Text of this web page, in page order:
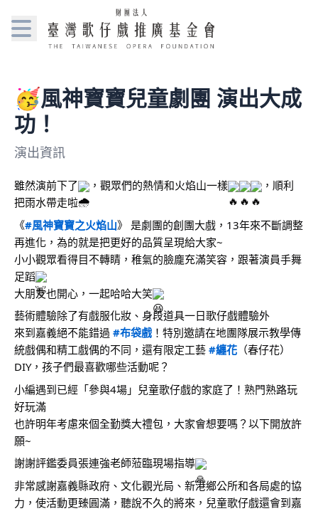
🥳風神寶寶兒童劇團 演出大成
功！
演出資訊
雖然演前下了 ，觀眾們的熱情和火焰山一樣
，順利
把雨水帶走啦~
《#風神寶寶之火焰山》 是劇團的創團大戲，13年來不斷調整
再進化，為的就是把更好的品質呈現給大家~
小小觀眾看得目不轉睛，稚氣的臉龐充滿笑容，跟著演員手舞
足蹈
大朋友也開心，一起哈哈大笑
藝術體驗除了有戲服化妝、身段道具一日歌仔戲體驗外
來到嘉義絕不能錯過 #布袋戲 ！特別邀請在地團隊展示教學傳
統戲偶和精工戲偶的不同，還有限定工藝 #纏花 （春仔花）
DIY，孩子們最喜歡哪些活動呢？
小編遇到已經「參與4場」兒童歌仔戲的家庭了！熟門熟路玩
好玩滿
也許明年考慮來個全勤獎大禮包，大家會想要嗎？以下開放許
願~
謝謝評鑑委員張連強老師蒞臨現場指導
非常感謝嘉義縣政府、文化觀光局、新港鄉公所和各局處的協
力，使活動更臻圓滿，聽說不久的將來，兒童歌仔戲還會到嘉